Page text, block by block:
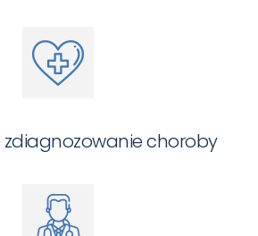
zdiagnozowanie choroby